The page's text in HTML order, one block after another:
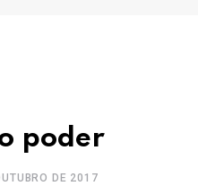
poder
DE 2017